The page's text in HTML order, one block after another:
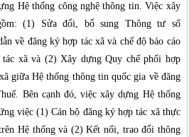
Hệ thống công nghệ thông tin. Việc xây
(1) Sửa đổi, bổ sung Thông tư số
về đăng ký hợp tác xã và chế độ báo cáo
xã và (2) Xây dựng Quy chế phối hợp
giữa Hệ thống thông tin quốc gia về đăng
Bên cạnh đó, việc xây dựng Hệ thống
việc (1) Cán bộ đăng ký hợp tác xã thực
Hệ thống và (2) Kết nối, trao đổi thông